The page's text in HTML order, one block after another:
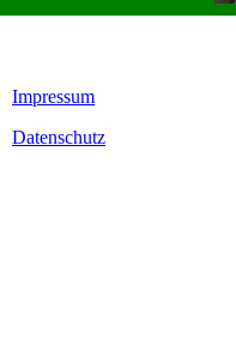
Impressum
Datenschutz